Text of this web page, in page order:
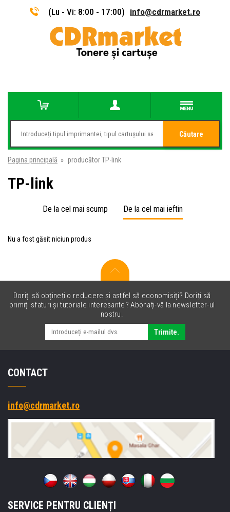
(Lu - Vi: 8:00 - 17:00) info@cdrmarket.ro
Căutare
Pagina principală » producător TP-link
TP-link
De la cel mai scump De la cel mai ieftin
Nu a fost găsit niciun produs
Doriți să obțineți o reducere și astfel să economisiți? Doriți să
primiți sfaturi și tutoriale interesante? Abonați-vă la newsletter-ul
nostru.
Trimite.
CONTACT
info@cdrmarket.ro
SERVICE PENTRU CLIENȚI